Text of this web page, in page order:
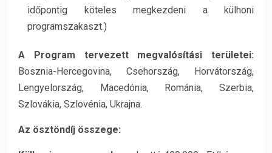
időpontig köteles megkezdeni a külhoni
programszakaszt.)
A Program tervezett megvalósítási területei:
Bosznia-Hercegovina, Csehország, Horvátország,
Lengyelország, Macedónia, Románia, Szerbia,
Szlovákia, Szlovénia, Ukrajna.
Az ösztöndíj összege: